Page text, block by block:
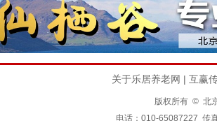
关于乐居养老网 | 互赢
版权所有 © 北
电话：010-65087227 传